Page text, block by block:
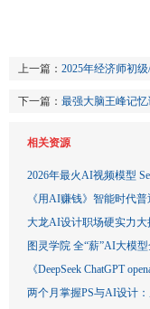
上一篇： 2025年经济师初
下一篇： 最强大脑王峰记忆
相关资源
2026年最火AI视频模型
《用AI赚钱》智能时代
大龙AI设计职场硬实力大
图灵学院 全“薪”AI大模
《DeepSeek ChatGPT
两个月掌握PS与AI设计